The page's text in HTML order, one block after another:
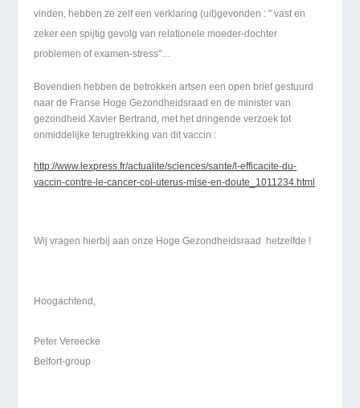
vinden, hebben ze zelf een verklaring (uit)gevonden : " vast en
zeker een spijtig gevolg van relationele moeder-dochter
problemen of examen-stress"…
Bovendien hebben de betrokken artsen een open brief gestuurd
naar de Franse Hoge Gezondheidsraad en de minister van
gezondheid Xavier Bertrand, met het dringende verzoek tot
onmiddelijke terugtrekking van dit vaccin :
http://www.lexpress.fr/actualite/sciences/sante/l-efficacite-du-
vaccin-contre-le-cancer-col-uterus-mise-en-doute_1011234.html
Wij vragen hierbij aan onze Hoge Gezondheidsraad hetzelfde !
Hoogachtend,
Peter Vereecke
Belfort-group